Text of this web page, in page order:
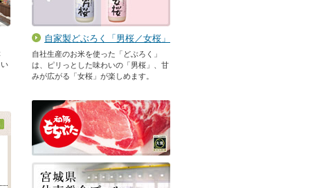
自家製どぶろく「男桜／女桜」
自社生産のお米を使った「どぶろく」
は、ピリっとした味わいの「男桜」、甘
みが広がる「女桜」が楽しめます。